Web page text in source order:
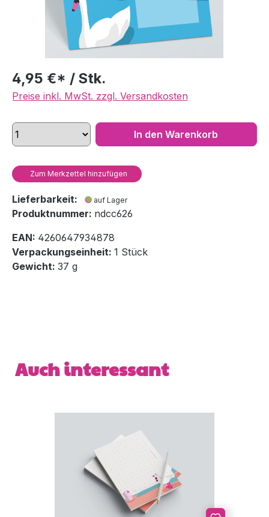
4,95 €* / Stk.
Preise inkl. MwSt. zzgl. Versandkosten
In den Warenkorb
Zum Merkzettel hinzufügen
Lieferbarkeit: auf Lager
Produktnummer: ndcc626
EAN: 4260647934878
Verpackungseinheit: 1 Stück
Gewicht: 37 g
Produktgalerie überspringen
Auch interessant